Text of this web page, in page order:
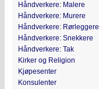
Håndverkere: Malere
Håndverkere: Murere
Håndverkere: Rørleggere
Håndverkere: Snekkere
Håndverkere: Tak
Kirker og Religion
Kjøpesenter
Konsulenter